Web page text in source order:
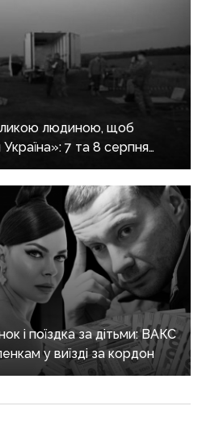
людиною, щоб
7 та 8 серпня
організації
Юковим
і поїздка за дітьми: ВАКС
у виїзді за кордон